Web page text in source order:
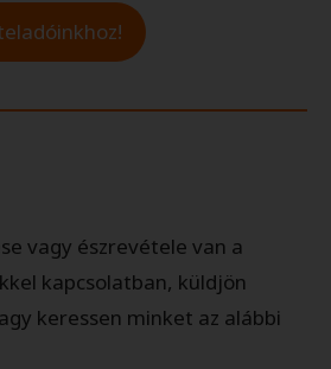
vagy észrevétele van a
kapcsolatban, küldjön
keressen minket az alábbi